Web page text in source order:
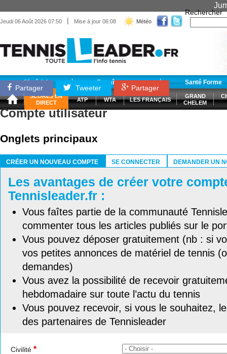
Jeudi 06 Août 2026 07:50 | Mise à jour 06:08 Météo
Rechercher
Matériel Entraînement Santé Forme
SCORES EN
DIRECT
ATP WTA LES FRANÇAIS
GRAND
CHELEM
Partager Tweeter Partager
Compte utilisateur
Onglets principaux
CRÉER UN NOUVEAU COMPTE
SE CONNECTER DEMANDER UN
Les avantages de créer votre
Tennisleader.fr :
Vous faîtes partie de la communauté
commenter tous les articles publiés sur le
Vous pouvez déposer gratuitement (nb : si
vos petites annonces de matériel de tennis
demandes)
Vous avez la possibilité de recevoir
hebdomadaire sur toute l’actu du tennis
Vous pouvez recevoir, si vous le souhaitez,
des partenaires de Tennisleader
Civilité *